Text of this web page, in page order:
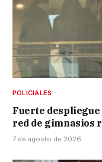
POLICIALES
Fuerte
red de gimnasios
7 de agosto de 2026